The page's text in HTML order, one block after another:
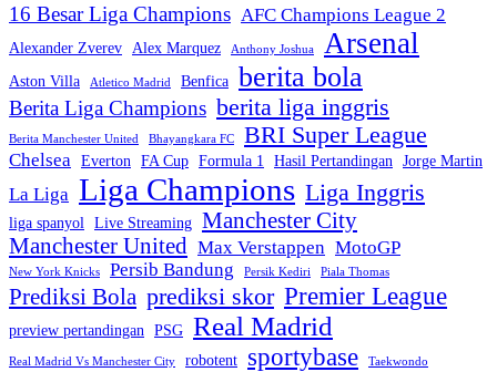
16 Besar Liga Champions AFC Champions League 2
Alexander Zverev Alex Marquez Anthony Joshua Arsenal
Aston Villa Atletico Madrid Benfica berita bola
Berita Liga Champions berita liga inggris
Berita Manchester United Bhayangkara FC BRI Super League
Chelsea Everton FA Cup Formula 1 Hasil Pertandingan Jorge Martin
La Liga Liga Champions Liga Inggris
liga spanyol Live Streaming Manchester City
Manchester United Max Verstappen MotoGP
New York Knicks Persib Bandung Persik Kediri Piala Thomas
Prediksi Bola prediksi skor Premier League
preview pertandingan PSG Real Madrid
Real Madrid Vs Manchester City robotent sportybase Taekwondo